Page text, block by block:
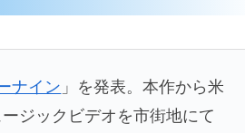
ナイン 」を発表。本作から米
ジックビデオを市街地にて